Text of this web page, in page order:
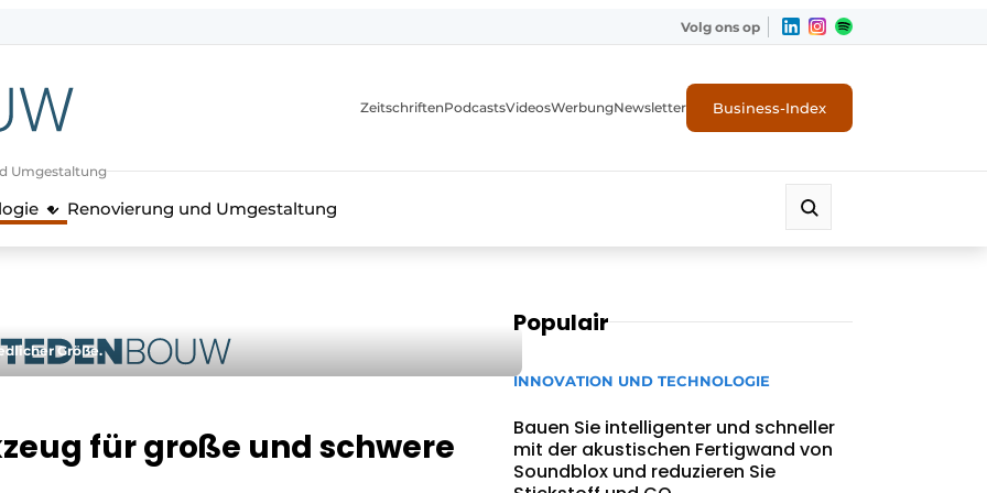
Volg ons op
Umgestaltung
ZeitschriftenPodcastsVideosWerbungNewsletter Business-Index
Renovierung und Umgestaltung
Größe.
für große und schwere
Populair
INNOVATION UND TECHNOLOGIE
Bauen Sie intelligenter und schneller
mit der akustischen Fertigwand von
Soundblox und reduzieren Sie